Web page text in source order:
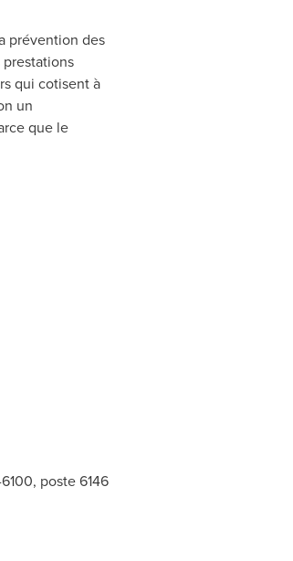
prévention des
qui cotisent à
un
que le
poste 6146